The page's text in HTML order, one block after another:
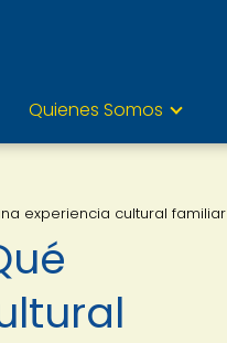
Quienes Somos
experiencia cultural familiar